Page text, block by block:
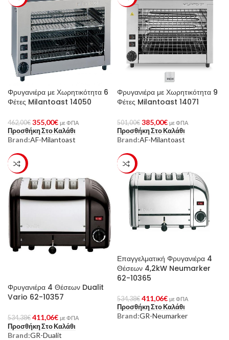
Φρυγανιέρα με Χωρητικότητα 6
Φέτες Milantoast 14050
462,00€ 355,00€ με ΦΠΑ
Προσθήκη Στο Καλάθι
Brand:AF-Milantoast
Φρυγανιέρα με Χωρητικότητα 9
Φέτες Milantoast 14071
501,00€ 385,00€ με ΦΠΑ
Προσθήκη Στο Καλάθι
Brand:AF-Milantoast
-23%
Φρυγανιέρα 4 Θέσεων Dualit
Vario 62-10357
534,38€ 411,06€ με ΦΠΑ
Προσθήκη Στο Καλάθι
Brand:GR-Dualit
-23%
Επαγγελματική Φρυγανιέρα 4
Θέσεων 4,2kW Neumarker
62-10365
534,38€ 411,06€ με ΦΠΑ
Προσθήκη Στο Καλάθι
Brand:GR-Neumarker